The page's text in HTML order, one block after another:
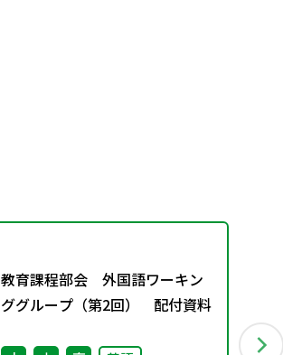
教育課程部会 外国語ワーキン
ググループ（第2回） 配付資料